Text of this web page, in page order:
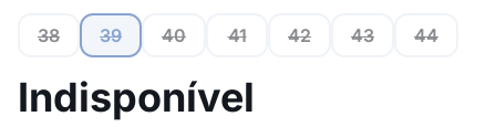
38 39 40 41 42 43 44
Indisponível